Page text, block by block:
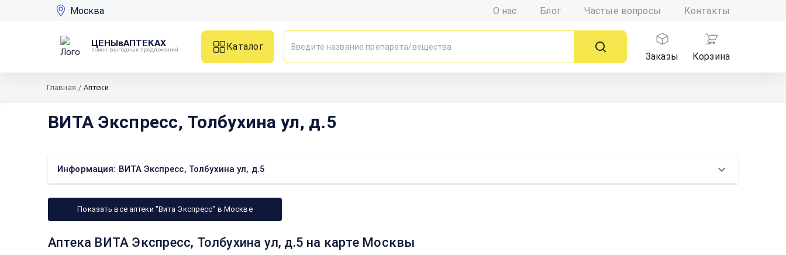
Москва О нас Блог Частые вопросы Контакты
ЦЕНЫвАПТЕКАХ
поиск выгодных предложений
Каталог
Заказы
Корзина
Главная / Аптеки
ВИТА Экспресс, Толбухина ул, д.5
Информация: ВИТА Экспресс, Толбухина ул, д.5
Показать все аптеки "Вита Экспресс" в Москве
Аптека ВИТА Экспресс, Толбухина ул, д.5 на карте Москвы